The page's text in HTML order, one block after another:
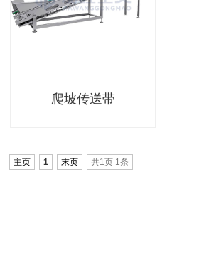
爬坡传送带
主页 1 末页 共1页 1条